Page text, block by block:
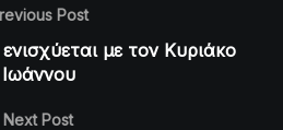
Post
με τον Κυριάκο
Ιωάννου
Next Post